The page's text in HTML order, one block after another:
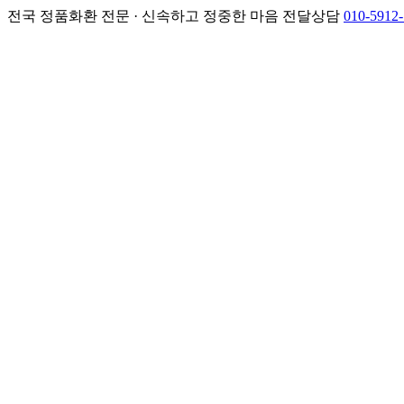
전국 정품화환 전문 · 신속하고 정중한 마음 전달상담 010-